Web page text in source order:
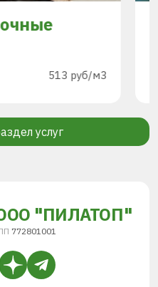
513 руб/м3
услуг
"ПИЛАТОП"
772801001